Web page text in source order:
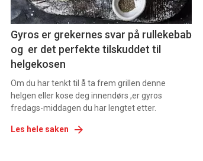
2
Gyros er grekernes svar på rullekebab
og er det perfekte tilskuddet til
helgekosen
Om du har tenkt til å ta frem grillen denne
helgen eller kose deg innendørs ,er gyros
fredags-middagen du har lengtet etter.
Les hele saken